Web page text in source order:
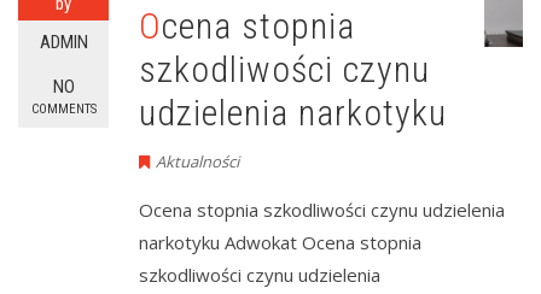
ADMIN
NO
COMMENTS
Ocena stopnia
szkodliwości czynu
udzielenia narkotyku
Aktualności
Ocena stopnia szkodliwości czynu udzielenia
narkotyku Adwokat Ocena stopnia
szkodliwości czynu udzielenia